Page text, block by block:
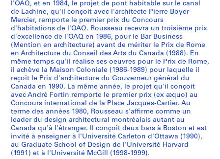
M
o
n
t
r
é
a
l
,
1
9
8
5
AP066.S2.D12
n
a
d
a
,
1
9
9
3
AP066.S2.D34
o
,
1
9
9
4
AP066.S2.D37
-
1
9
9
5
AP066.S2.D38
o
n
a
l
d
e
s
q
u
a
t
r
e
f
o
h
i
t
e
c
t
u
r
e
e
n
r
e
l
i
s
é
e
d
'
a
r
t
c
o
n
t
e
m
p
c
i
p
a
l
p
o
u
r
u
n
é
d
i
f
c
i
p
a
l
"
C
h
a
u
s
s
e
g
r
e
t
i
t
i
o
n
f
o
r
t
h
e
C
a
r
n
a
t
i
o
n
a
l
"
U
n
a
p
o
r
n
a
t
i
o
n
a
l
d
e
l
a
P
l
o
n
a
l
"
L
a
r
t
d
e
v
i
v
s
é
e
r
é
g
o
n
a
l
d
e
R
i
l
e
s
f
ê
t
e
s
d
u
3
5
0
i
è
F
a
c
u
l
t
é
d
e
l
'
a
m
é
n
e
a
u
C
o
n
o
r
t
d
'
H
y
d
P
o
n
t
s
h
a
b
i
t
a
b
l
e
s
e
R
o
m
e
,
1
9
8
7
-
1
9
9
0
l'OAQ, et en 1984, le projet de pont habitable sur le canal
de Lachine, qu'il conçoit avec l'architecte Pierre Boyer-
Mercier, remporte le premier prix du Concours
d'habitations de l'OAQ. Rousseau recevra un troisième prix
d'excellence de l'OAQ en 1986, pour le Bar Business
(Mention en architecture) avant de mériter le Prix de Rome
en Architecture du Conseil des Arts du Canada (1988). En
même temps qu'il réalise ses oeuvres pour le Prix de Rome,
il achève la Maison Coloniale (1986-1989) pour laquelle il
reçoit le Prix d'architecture du Gouverneur général du
Canada en 1990. La même année, le projet qu'il conçoit
avec André Fortin remporte le premier prix (ex æquo) au
Concours international de la Place Jacques-Cartier. Au
terme des années 1980, Rousseau s'affirme comme un
leader du design architectural montréalais autant au
Canada qu'à l'étranger. Il conçoit deux bars à Boston et est
invité à enseigner à l'Université Carleton d'Ottawa (1990),
au Graduate School of Design de l'Université Harvard
(1991) et à l'Université McGill (1998-1999).